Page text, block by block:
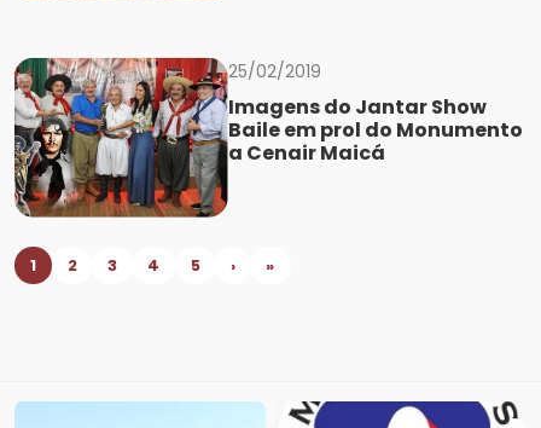
25/02/2019
Imagens do Jantar Show
Baile em prol do Monumento
a Cenair Maicá
1 2 3 4 5 › »